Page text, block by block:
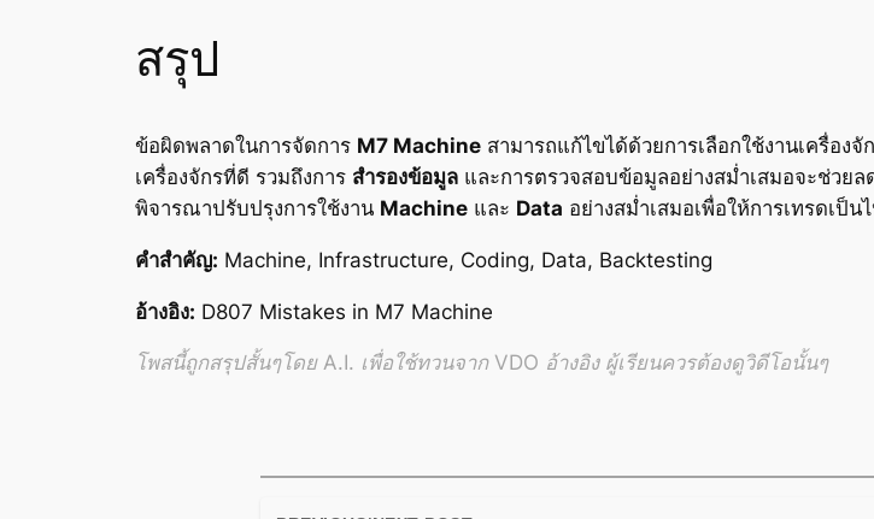
สรุป
ข้อผิดพลาดในการจัดการ M7 Machine สามารถแก้ไขได้ด้วยการเลือกใช้งานเครื่อง
เครื่องจักรที่ดี รวมถึงการ สำรองข้อมูล และการตรวจสอบข้อมูลอย่างสม่ำเสมอจะช่วยล
พิจารณาปรับปรุงการใช้งาน Machine และ Data อย่างสม่ำเสมอเพื่อให้การเทรดเป็น
คำสำคัญ: Machine, Infrastructure, Coding, Data, Backtesting
อ้างอิง: D807 Mistakes in M7 Machine
โพสนี้ถูกสรุปสั้นๆโดย A.I. เพื่อใช้ทวนจาก VDO อ้างอิง ผู้เรียนควรต้องดูวิดีโอนั้นๆ